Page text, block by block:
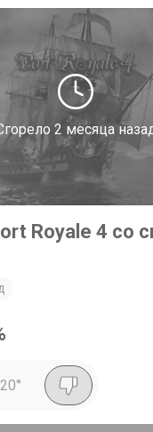
2 месяца
Royale 4 со
20°